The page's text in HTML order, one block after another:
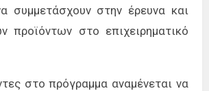
συμ­με­τά­σχουν στην έρευ­να και
προ­ϊ­ό­ντων στο επι­χει­ρη­μα­τι­κό
στο πρό­γραμ­μα ανα­μέ­νε­ται να